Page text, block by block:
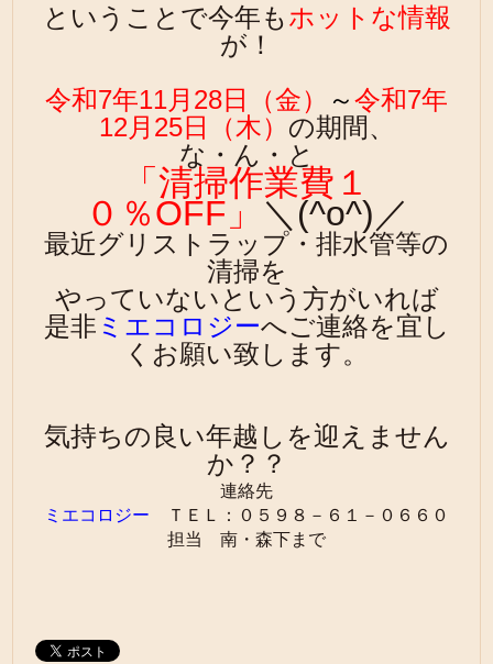
ということで今年もホットな情報
が！
令和7年11月28日（金）
～令和7年
12月25日（木） の期間、
な・ん・と
「清掃作業費１
０％OFF」 ＼(^o^)／
最近グリストラップ・排水管等の
清掃を
やっていないという方がいれば
是非 ミエコロジーへご連絡を宜し
くお願い致します。
気持ちの良い年越しを迎えません
か？？
連絡先
ミエコロジー ＴＥＬ：０５９８－６１－０６６０
担当 南・森下まで